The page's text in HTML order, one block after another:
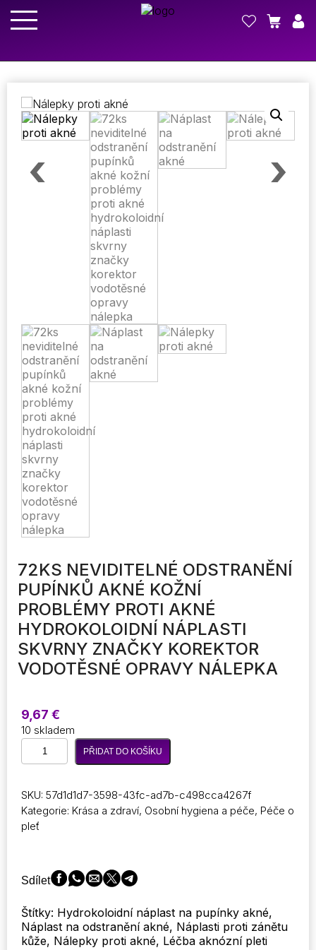
72KS NEVIDITELNÉ ODSTRANĚNÍ
PUPÍNKŮ AKNÉ KOŽNÍ
PROBLÉMY PROTI AKNÉ
HYDROKOLOIDNÍ NÁPLASTI
SKVRNY ZNAČKY KOREKTOR
VODOTĚSNÉ OPRAVY NÁLEPKA
9,67 €
10 skladem
72ks
neviditelné
akné
kožní
problémy
hydrokoloidní
náplasti
značky
korektor
vodotěsné
PŘIDAT DO KOŠÍKU
SKU: 57d1d1d7-3598-43fc-ad7b-c498cca4267f
Kategorie: Krása a zdraví, Osobní hygiena a péče, Péče o
pleť
Sdílet
Štítky: Hydrokoloidní náplast na pupínky akné,
Náplast na odstranění akné, Náplasti proti zánětu
kůže, Nálepky proti akné, Léčba aknózní pleti